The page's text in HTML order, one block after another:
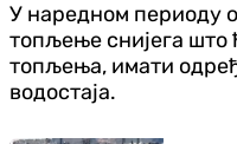
У наредном периоду
топљење снијега што
топљења, имати
водостаја.